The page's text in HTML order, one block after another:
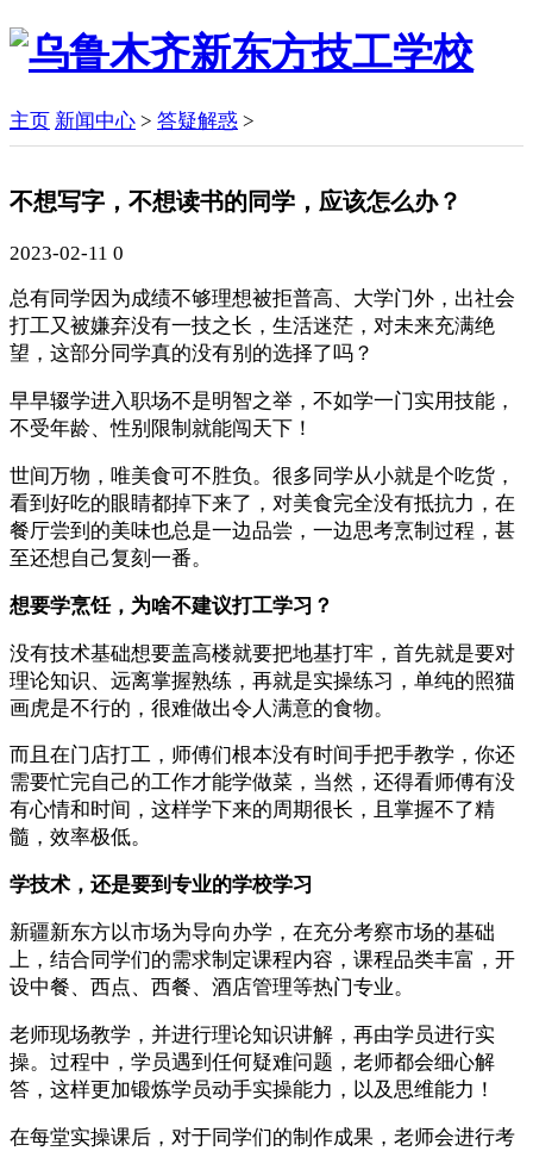
主页 新闻中心 > 答疑解惑 >
不想写字，不想读书的同学，应该怎么办？
2023-02-11 0
总有同学因为成绩不够理想被拒普高、大学门外，出社会
打工又被嫌弃没有一技之长，生活迷茫，对未来充满绝
望，这部分同学真的没有别的选择了吗？
早早辍学进入职场不是明智之举，不如学一门实用技能，
不受年龄、性别限制就能闯天下！
世间万物，唯美食可不胜负。很多同学从小就是个吃货，
看到好吃的眼睛都掉下来了，对美食完全没有抵抗力，在
餐厅尝到的美味也总是一边品尝，一边思考烹制过程，甚
至还想自己复刻一番。
想要学烹饪，为啥不建议打工学习？
没有技术基础想要盖高楼就要把地基打牢，首先就是要对
理论知识、远离掌握熟练，再就是实操练习，单纯的照猫
画虎是不行的，很难做出令人满意的食物。
而且在门店打工，师傅们根本没有时间手把手教学，你还
需要忙完自己的工作才能学做菜，当然，还得看师傅有没
有心情和时间，这样学下来的周期很长，且掌握不了精
髓，效率极低。
学技术，还是要到专业的学校学习
新疆新东方以市场为导向办学，在充分考察市场的基础
上，结合同学们的需求制定课程内容，课程品类丰富，开
设中餐、西点、西餐、酒店管理等热门专业。
老师现场教学，并进行理论知识讲解，再由学员进行实
操。过程中，学员遇到任何疑难问题，老师都会细心解
答，这样更加锻炼学员动手实操能力，以及思维能力！
在每堂实操课后，对于同学们的制作成果，老师会进行考